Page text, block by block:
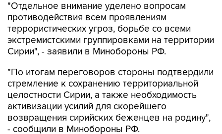
"Отдельное внимание уделено вопросам
противодействия всем проявлениям
террористических угроз, борьбе со всеми
экстремистскими группировками на территории
Сирии", - заявили в Минобороны РФ.
"По итогам переговоров стороны подтвердили
стремление к сохранению территориальной
целостности Сирии, а также необходимость
активизации усилий для скорейшего
возвращения сирийских беженцев на родину",
- сообщили в Минобороны РФ.